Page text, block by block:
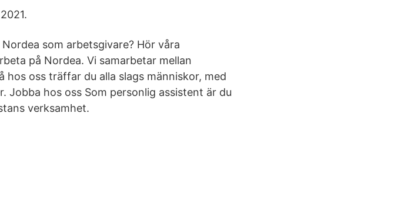
som arbetsgivare? Hör våra
på Nordea. Vi samarbetar mellan
oss träffar du alla slags människor, med
hos oss Som personlig assistent är du
verksamhet.